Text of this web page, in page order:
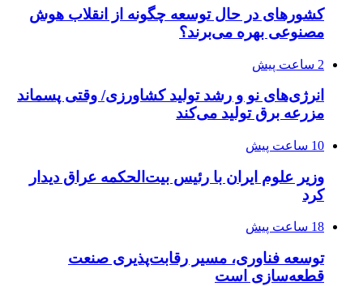
کشورهای در حال توسعه چگونه از انقلاب هوش
مصنوعی بهره می‌برند؟
2 ساعت پیش
انرژی‌های نو و رشد تولید کشاورزی/ وقتی پسماند
مزرعه‌ برق تولید می‌کند
10 ساعت پیش
وزیر علوم ایران با رئیس بیت‌الحکمه عراق دیدار
کرد
18 ساعت پیش
توسعه فناوری، مسیر رقابت‌پذیری صنعت
قطعه‌سازی است